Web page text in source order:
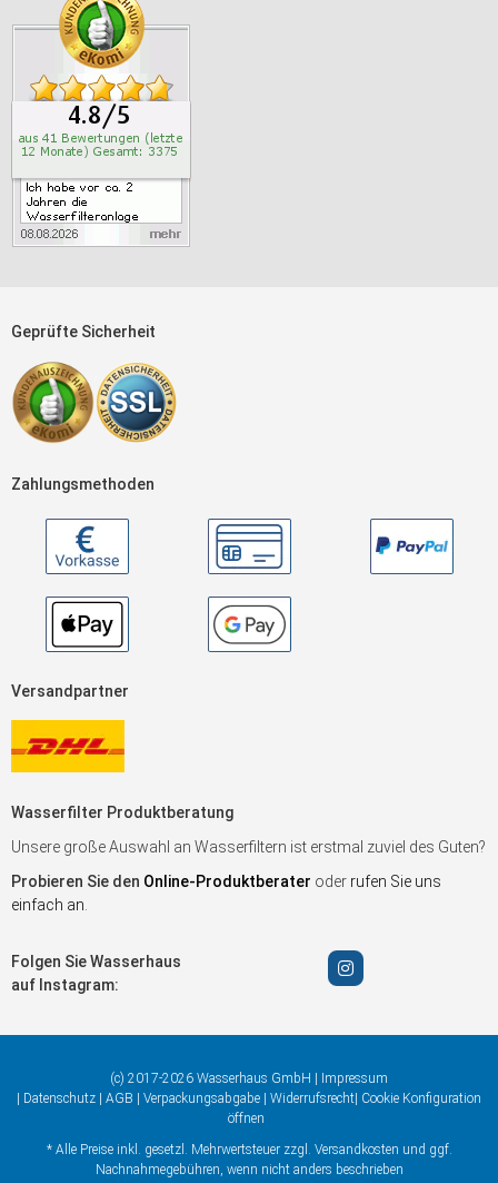
Geprüfte Sicherheit
Zahlungsmethoden
Versandpartner
Wasserfilter Produktberatung
Unsere große Auswahl an Wasserfiltern ist erstmal zuviel des Guten?
Probieren Sie den Online-Produktberater oder rufen Sie uns
einfach an.
Folgen Sie Wasserhaus
auf Instagram:
(c) 2017-2026 Wasserhaus GmbH |
Impressum
Datenschutz AGB Verpackungsabgabe Widerrufsrecht Cookie Konfiguration
öffnen
* Alle Preise inkl. gesetzl. Mehrwertsteuer zzgl. Versandkosten und ggf.
Nachnahmegebühren, wenn nicht anders beschrieben